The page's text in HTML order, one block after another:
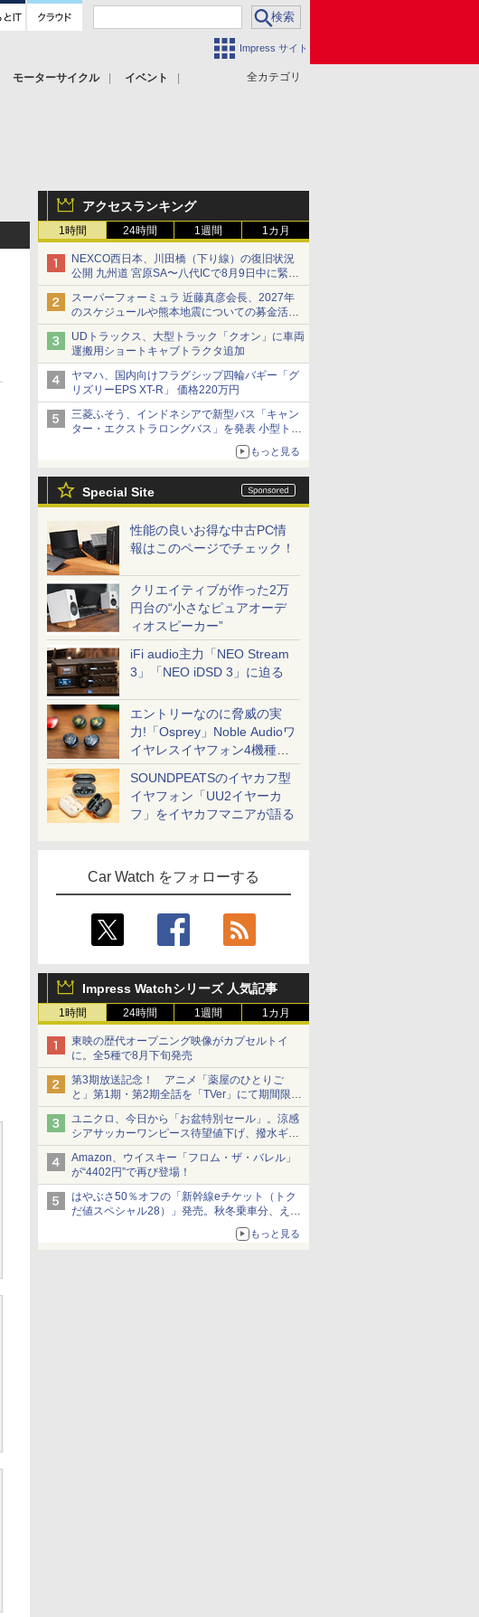
Impress サイト
全カテゴリ
モーターサイクル
イベント
アクセスランキング
1時間 24時間 1週間 1カ月
NEXCO西日本、川田橋（下り線）の復旧状況
公開 九州道 宮原SA〜八代ICで8月9日中に緊急
車両を通行可能に
スーパーフォーミュラ 近藤真彦会長、2027年
のスケジュールや熊本地震についての募金活動
を紹介
UDトラックス、大型トラック「クオン」に車両
運搬用ショートキャブトラクタ追加
ヤマハ、国内向けフラグシップ四輪バギー「グ
リズリーEPS XT-R」 価格220万円
三菱ふそう、インドネシアで新型バス「キャン
ター・エクストラロングバス」を発表 小型トラ
ックベースの観光・旅客輸送向けバス
もっと見る
Special Site
性能の良いお得な中古PC情
報はこのページでチェック！
クリエイティブが作った2万
円台の“小さなピュアオーデ
ィオスピーカー”
iFi audio主力「NEO Stream
3」「NEO iDSD 3」に迫る
エントリーなのに脅威の実
力!「Osprey」Noble Audioワ
イヤレスイヤフォン4機種を
一気に聴く
SOUNDPEATSのイヤカフ型
イヤフォン「UU2イヤーカ
フ」をイヤカフマニアが語る
Car Watch をフォローする
Impress Watchシリーズ 人気記事
1時間 24時間 1週間 1カ月
東映の歴代オープニング映像がカプセルトイ
に。全5種で8月下旬発売
第3期放送記念！ アニメ「薬屋のひとりご
と」第1期・第2期全話を「TVer」にて期間限定
で順次無料配信開始
ユニクロ、今日から「お盆特別セール」。涼感
シアサッカーワンピース待望値下げ、撥水ギア
ショーツは1990円に
Amazon、ウイスキー「フロム・ザ・バレル」
が“4402円”で再び登場！
はやぶさ50％オフの「新幹線eチケット（トク
だ値スペシャル28）」発売。秋冬乗車分、えき
もっと見る